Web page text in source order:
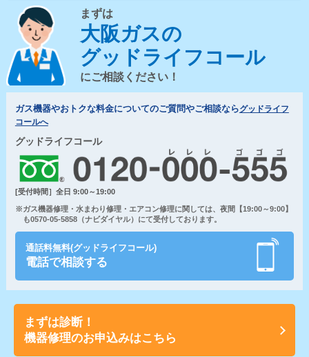
まずは
大阪ガスの
グッドライフコール
にご相談ください！
ガス機器やおトクな料金についてのご質問やご相談ならグッドライフ
コールへ
グッドライフコール
[受付時間］全日 9:00～19:00
※ガス機器修理・水まわり修理・エアコン修理に関しては、夜間【19:00～9:00】
も0570-05-5858（ナビダイヤル）にて受付しております。
通話料無料(グッドライフコール)
電話で相談する
まずは診断！
機器修理のお申込みはこちら